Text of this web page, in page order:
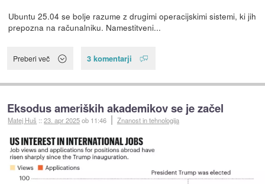
Ubuntu 25.04 se bolje razume z drugimi operacijskimi sistemi, ki jih
prepozna na računalniku. Namestitveni...
Preberi več 3 komentarji
Eksodus ameriških akademikov se je začel
Matej Huš ::23. apr 2025ob 11:46 Znanost in tehnologija